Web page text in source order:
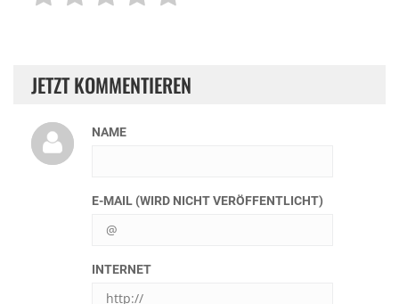
JETZT KOMMENTIEREN
NAME
E-MAIL (WIRD NICHT VERÖFFENTLICHT)
INTERNET